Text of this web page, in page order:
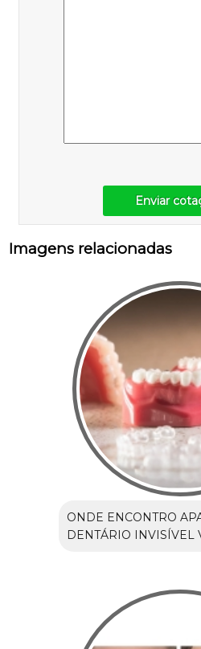
Enviar
Imagens relacionadas
ONDE ENCONTRO
DENTÁRIO INVISÍVEL